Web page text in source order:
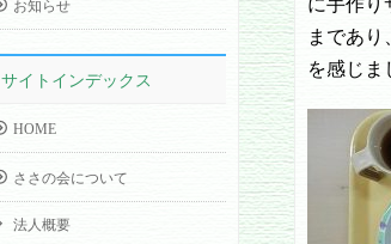
に手作り
まであ
を感じま
お知らせ
サイトインデックス
HOME
ささの会について
法人概要